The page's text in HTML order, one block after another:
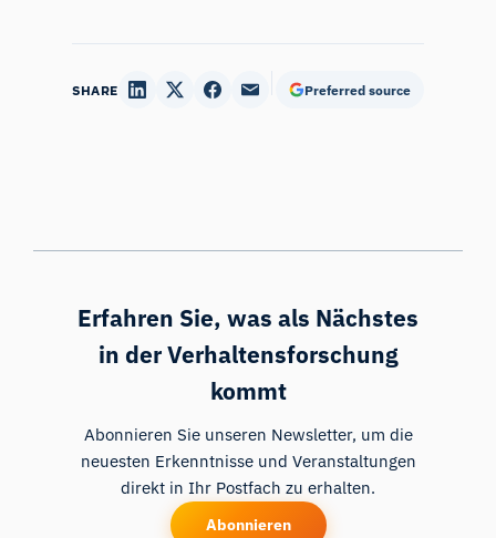
SHARE Preferred source
Erfahren Sie, was als Nächstes
in der Verhaltensforschung
kommt
Abonnieren Sie unseren Newsletter, um die
neuesten Erkenntnisse und Veranstaltungen
direkt in Ihr Postfach zu erhalten.
Abonnieren